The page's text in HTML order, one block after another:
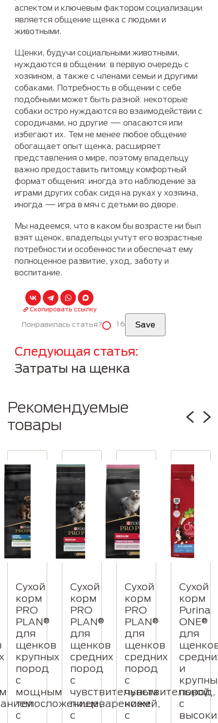
аспектом и ключевым фактором социализации
является общение щенка с людьми и
животными.
Щенки, будучи социальными животными,
нуждаются в общении: в первую очередь с
хозяином, а также с членами семьи и другими
собаками. Потребность в общении с себе
подобными может быть разной: некоторые
собаки остро нуждаются во взаимодействии с
сородичами, но другие — опасаются или
избегают их. Тем не менее любое общение
обогащает опыт щенка, расширяет
представления о мире, поэтому владельцу
важно предоставить питомцу комфортный
формат общения: иногда это наблюдение за
играми других собак сидя на руках у хозяина,
иногда — игра в мяч с детьми во дворе.
Мы надеемся, что в каком бы возрасте ни был
взят щенок, владельцы учтут его возрастные
потребности и особенности и обеспечат ему
полноценное развитие, уход, заботу и
воспитание.
Скопировать ссылку
Понравилась статья? 16
Следующая статья
Затраты на щенка
Рекомендуемые
товары
Сухой
корм
PRO
PLAN®
для
щенков
крупных
пород
с
мощным
телосложением,
с
Сухой
корм
PRO
PLAN®
для
щенков
средних
пород
с
чувствительным
пищеварением,
с
Сухой
корм
PRO
PLAN®
для
щенков
средних
пород
с
чувствительной
кожей,
с
Сухой
корм
Purina
ONE®
для
и
пород,
с